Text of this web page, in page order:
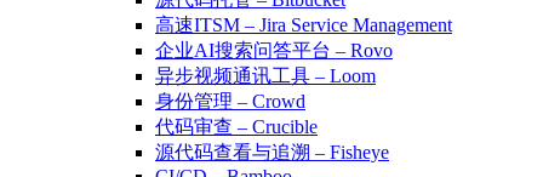
高速ITSM – Jira Service Management
企业AI搜索问答平台 – Rovo
异步视频通讯工具 – Loom
身份管理 – Crowd
代码审查 – Crucible
源代码查看与追溯 – Fisheye